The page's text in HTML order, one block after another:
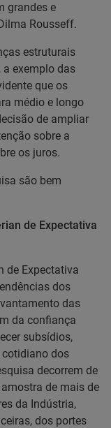
grandes e
Rousseff.
estruturais
exemplo das
que os
médio e longo
de ampliar
sobre a
os juros.
são bem
de Expectativa
de Expectativa
dos
das
da confiança
subsídios,
dos
decorrem de
de mais de
da Indústria,
dos portes